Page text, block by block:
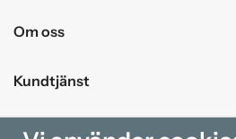
Om oss
Kundtjänst
Handla